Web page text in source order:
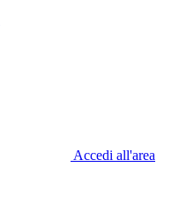
Accedi all'area